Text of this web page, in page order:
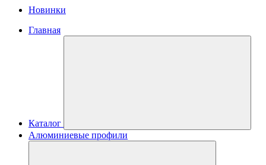
Новинки
Главная
Каталог
Алюминиевые профили